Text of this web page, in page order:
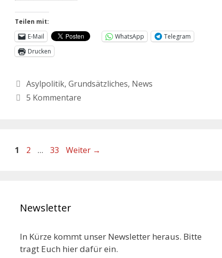
Teilen mit:
E-Mail
WhatsApp
Telegram
Drucken
Asylpolitik, Grundsätzliches, News
5 Kommentare
1 2 … 33 Weiter →
Newsletter
In Kürze kommt unser Newsletter heraus. Bitte
tragt Euch hier dafür ein.